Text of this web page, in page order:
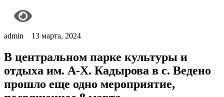
admin 13 марта, 2024
В центральном парке культуры и
отдыха им. А-Х. Кадырова в с. Ведено
прошло еще одно мероприятие,